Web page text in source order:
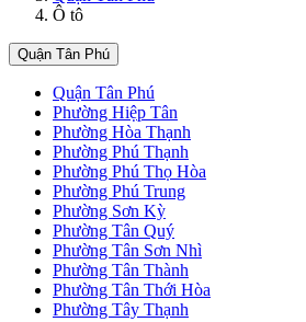
Ô tô
Quận Tân Phú
Quận Tân Phú
Phường Hiệp Tân
Phường Hòa Thạnh
Phường Phú Thạnh
Phường Phú Thọ Hòa
Phường Phú Trung
Phường Sơn Kỳ
Phường Tân Quý
Phường Tân Sơn Nhì
Phường Tân Thành
Phường Tân Thới Hòa
Phường Tây Thạnh